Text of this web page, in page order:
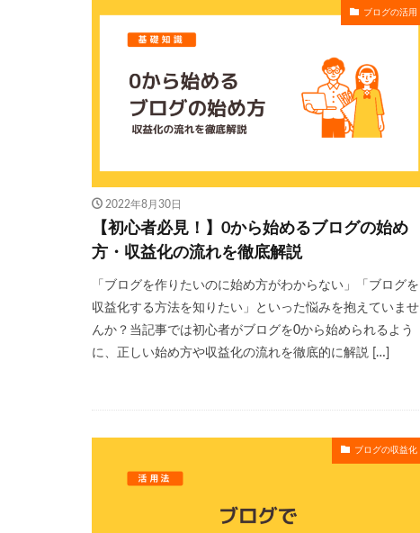
ブログの活用
2022年8月30日
【初心者必見！】0から始めるブログの始め
方・収益化の流れを徹底解説
「ブログを作りたいのに始め方がわからない」「ブログを
収益化する方法を知りたい」といった悩みを抱えていませ
んか？当記事では初心者がブログを0から始められるよう
に、正しい始め方や収益化の流れを徹底的に解説 […]
ブログの収益化